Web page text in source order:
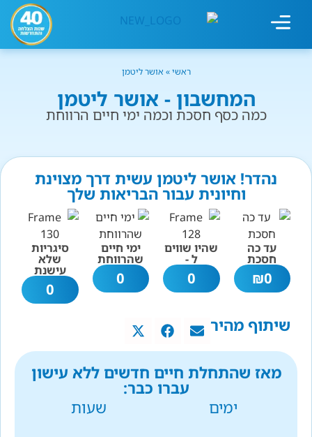
ראשי» אושר ליטמן
המחשבון - אושר ליטמן
כמה כסף חסכת וכמה ימי חיים הרווחת
נהדר! אושר ליטמן עשית דרך מצוינת
וחיונית עבור הבריאות שלך
עד כה
חסכת
0
₪
שהיו שווים
ל -
0
ימי חיים
שהרווחת
0
סיגריות
שלא
עישנת
0
שיתוף מהיר
מאז שהתחלת חיים חדשים ללא עישון
עברו כבר:
ימים
שעות